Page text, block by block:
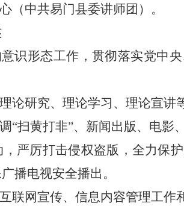
（中共易门县委讲师团）。
识形态工作，贯彻落实党中
论研究、理论学习、理论宣讲
“扫黄打非”、新闻出版、电影
严厉打击侵权盗版，全力保
播电视安全播出。
联网宣传、信息内容管理工作